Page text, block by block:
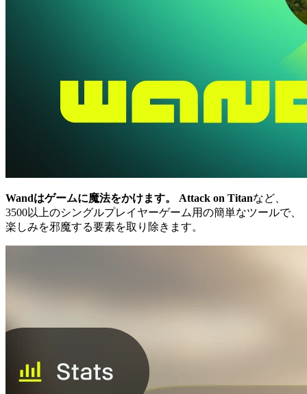
Wandはゲームに魔法をかけます。 Attack on Titanなど、
3500以上のシングルプレイヤーゲーム用の簡単なツールで、
楽しみを邪魔する要素を取り除きます。